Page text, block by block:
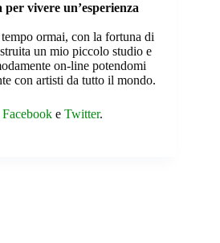
vivere un’esperienza
ormai, con la fortuna di
un mio piccolo studio e
on-line potendomi
con artisti da tutto il mondo.
Facebook e Twitter.